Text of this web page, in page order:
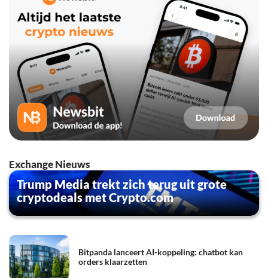
Exchange Nieuws
Trump Media trekt zich terug uit grote
cryptodeals met Crypto.com
Bitpanda lanceert AI-koppeling: chatbot kan
orders klaarzetten